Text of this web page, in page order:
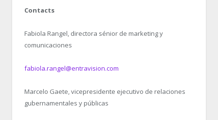
Contacts
Fabiola Rangel, directora sénior de marketing y
comunicaciones
fabiola.rangel@entravision.com
Marcelo Gaete, vicepresidente ejecutivo de relaciones
gubernamentales y públicas